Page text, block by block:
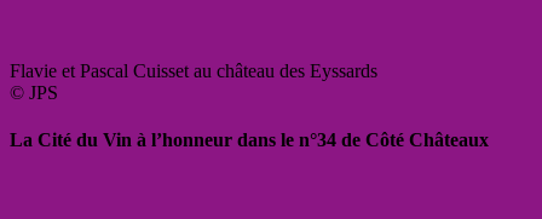
Flavie et Pascal Cuisset au château des Eyssards
© JPS
La Cité du Vin à l’honneur dans le n°34 de Côté Châteaux